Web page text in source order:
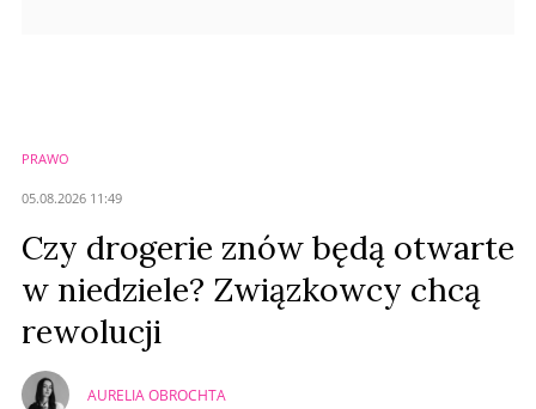
PRAWO
05.08.2026 11:49
Czy drogerie znów będą otwarte
w niedziele? Związkowcy chcą
rewolucji
AURELIA OBROCHTA